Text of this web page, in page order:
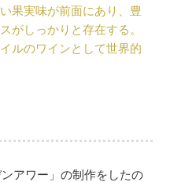
果実味が前面にあり、豊
がしっかりと存在する。
ルのワインとして世界的
アワー」の制作をしたの